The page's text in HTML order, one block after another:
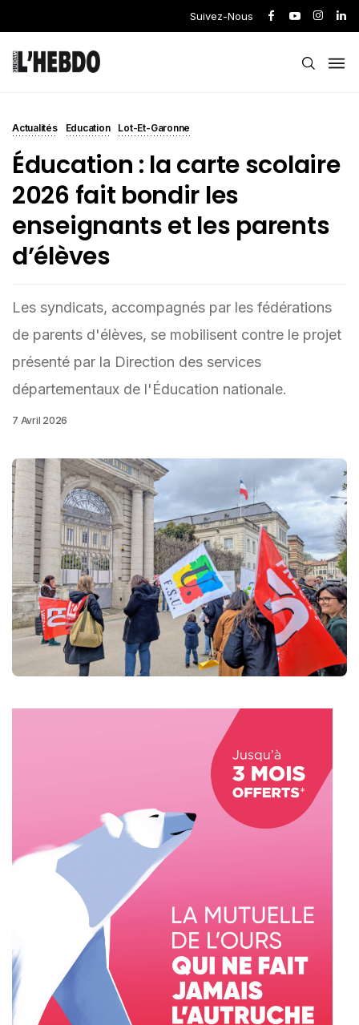
Suivez-Nous
Actualités Education Lot-Et-Garonne
Éducation : la carte scolaire
2026 fait bondir les
enseignants et les parents
d’élèves
Les syndicats, accompagnés par les fédérations
de parents d'élèves, se mobilisent contre le projet
présenté par la Direction des services
départementaux de l'Éducation nationale.
7 Avril 2026